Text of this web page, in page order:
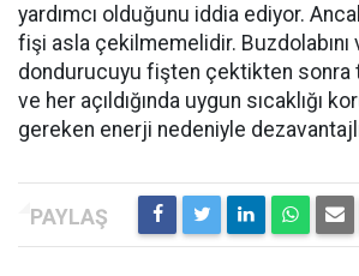
yardımcı olduğunu iddia ediyor.
fişi asla çekilmemelidir. Buzdolabını
dondurucuyu fişten çektikten sonra
ve her açıldığında uygun sıcaklığı
gereken enerji nedeniyle